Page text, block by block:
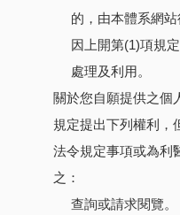
的，由本體系網
因上開第(1)項規
處理及利用。
關於您自願提供之個
規定提出下列權利，
法令規定事項或為利
之：
查詢或請求閱覽。